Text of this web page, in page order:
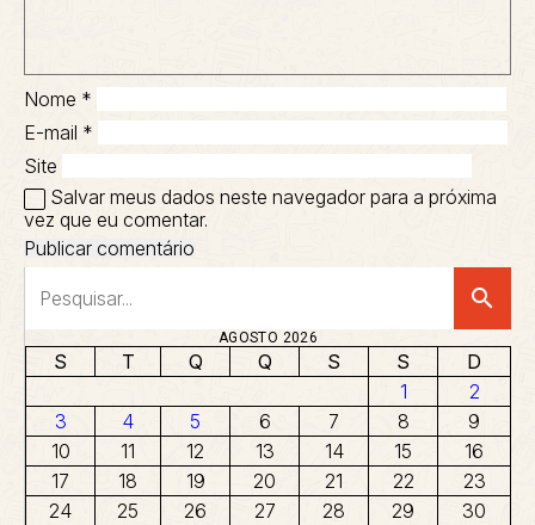
Nome *
E-mail *
Site
Salvar meus dados neste navegador para a próxima
vez que eu comentar.
search
AGOSTO 2026
S T Q Q S S
D
1
2
3
4 5 6 7 8
9
10
11 12 13 14 15
16
17
18 19 20 21 22
23
24
25 26 27 28 29
30